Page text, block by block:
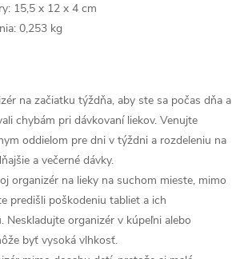
15,5 x 12 x 4 cm
0,253 kg
na začiatku týždňa, aby ste sa počas dňa a
chybám pri dávkovaní liekov. Venujte
oddielom pre dni v týždni a rozdeleniu na
a večerné dávky.
organizér na lieky na suchom mieste, mimo
predišli poškodeniu tabliet a ich
Neskladujte organizér v kúpeľni alebo
byť vysoká vlhkosť.